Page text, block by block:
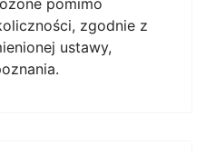
pomimo
zgodnie z
ustawy,